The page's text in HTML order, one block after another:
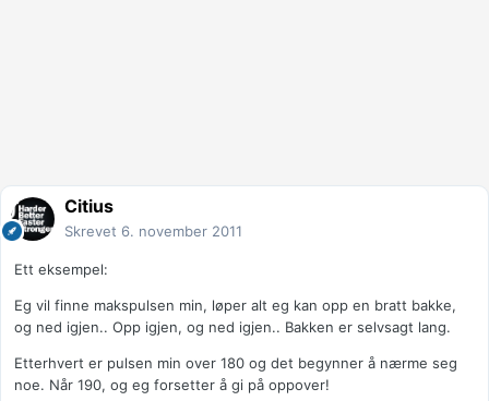
Citius
Skrevet 6. november 2011
Ett eksempel:
Eg vil finne makspulsen min, løper alt eg kan opp en bratt bakke,
og ned igjen.. Opp igjen, og ned igjen.. Bakken er selvsagt lang.
Etterhvert er pulsen min over 180 og det begynner å nærme seg
noe. Når 190, og eg forsetter å gi på oppover!